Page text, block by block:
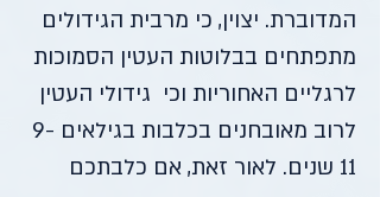
המדוברת. יצוין, כי מרבית הגידולים
מתפתחים בבלוטות העטין הסמוכות
לרגליים האחוריות וכי גידולי העטין
לרוב מאובחנים בכלבות בגילאים 9-
11 שנים. לאור זאת, אם כלבתכם